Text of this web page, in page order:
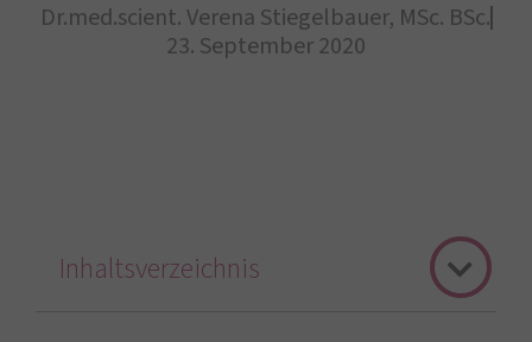
Dr.med.scient. Verena Stiegelbauer, MSc. BSc.
23. September 2020
Inhaltsverzeichnis